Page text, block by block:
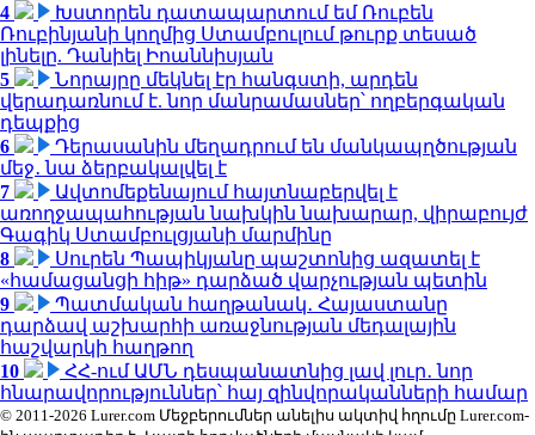
4
Խստորեն դատապարտում եմ Ռուբեն
Ռուբինյանի կողմից Ստամբուլում թուրք տեսած
լինելը. Դանիել Իոաննիսյան
5
Նորայրը մեկնել էր հանգստի, արդեն
վերադառնում է. նոր մանրամասներ՝ ողբերգական
դեպքից
6
Դերասանին մեղադրում են մանկապղծության
մեջ․ նա ձերբակալվել է
7
Ավտոմեքենայում հայտնաբերվել է
առողջապահության նախկին նախարար, վիրաբույժ
Գագիկ Ստամբուլցյանի մարմինը
8
Սուրեն Պապիկյանը պաշտոնից ազատել է
«համացանցի հիթ» դարձած վարչության պետին
9
Պատմական հաղթանակ․ Հայաստանը
դարձավ աշխարհի առաջնության մեդալային
հաշվարկի հաղթող
10
ՀՀ-ում ԱՄՆ դեսպանատնից լավ լուր․ նոր
հնարավորություններ՝ հայ զինվորականների համար
© 2011-2026 Lurer.com Մեջբերումներ անելիս ակտիվ հղումը Lurer.com-